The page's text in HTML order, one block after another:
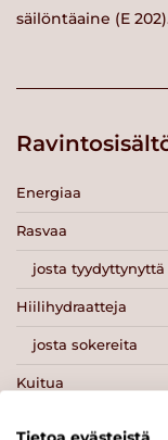
säilöntäaine (E
Energiaa
Rasvaa
josta tyydyttynyttä
Hiilihydraatteja
josta sokereita
Kuitua